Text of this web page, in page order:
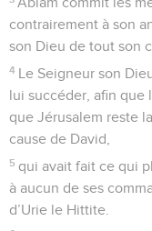
contrairement à son
son Dieu de tout son
4 Le Seigneur son
lui succéder, afin que
que Jérusalem reste
cause de David,
5 qui avait fait ce qui
à aucun de ses
d’Urie le Hittite.